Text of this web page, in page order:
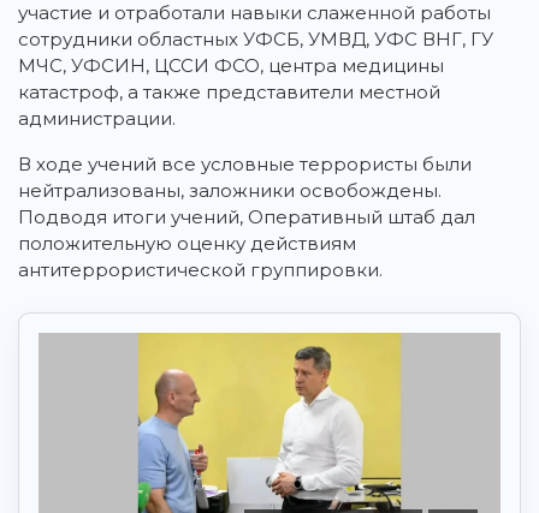
участие и отработали навыки cлаженной работы
сотрудники областных УФСБ, УМВД, УФС ВНГ, ГУ
МЧС, УФСИН, ЦССИ ФСО, центра медицины
катастроф, а также представители местной
администрации.
В ходе учений все условные террористы были
нейтрализованы, заложники освобождены.
Подводя итоги учений, Оперативный штаб дал
положительную оценку действиям
антитеррористической группировки.